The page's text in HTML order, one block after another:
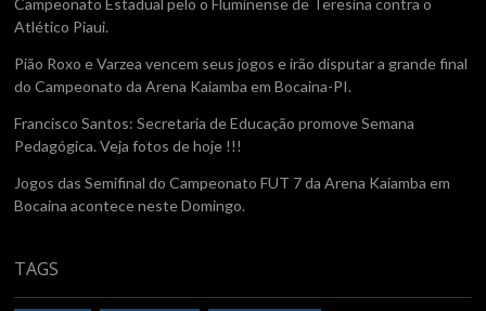
Campeonato Estadual pelo o Fluminense de Teresina contra o
Atlético Piaui.
Pião Roxo e Varzea vencem seus jogos e irão disputar a grande final
do Campeonato da Arena Kaiamba em Bocaina-PI.
Francisco Santos: Secretaria de Educação promove Semana
Pedagógica. Veja fotos de hoje !!!
Jogos das Semifinal do Campeonato FUT 7 da Arena Kaiamba em
Bocaina acontece neste Domingo.
TAGS